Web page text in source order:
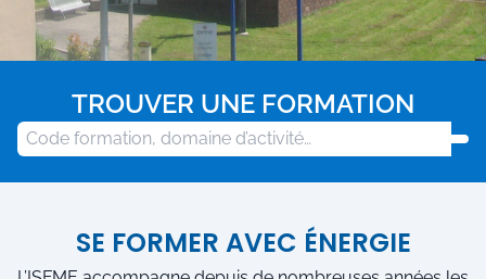
TROUVER UNE FORMATION
Code
formation,
domaine
ISFME
Centre de formation aux métiers de l'énergie.
SE FORMER AVEC ÉNERGIE